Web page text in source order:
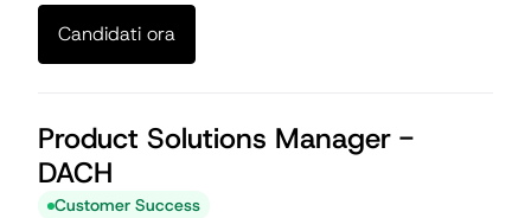
Candidati ora
Product Solutions Manager -
DACH
Customer Success